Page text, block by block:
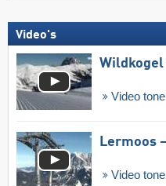
Video's
Video
Lermoos
Video